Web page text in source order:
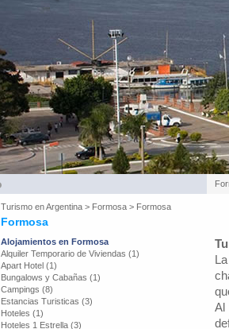
Turismo enArgentina > Formosa > Formosa
Formosa
Alojamientos en Formosa
Alquiler Temporario de Viviendas (1)
Apart Hotel (1)
Bungalows y Cabañas (1)
Campings (8)
Estancias Turisticas (3)
Hoteles (1)
Hoteles 1 Estrella (3)
Al